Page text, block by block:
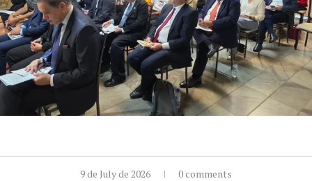
9 de July de 2026 0 comments